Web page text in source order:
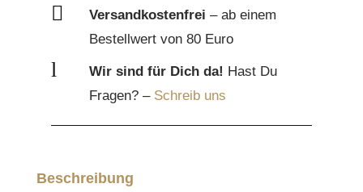
 Versandkostenfrei – ab einem
Bestellwert von 80 Euro
l Wir sind für Dich da! Hast Du
Fragen? – Schreib uns
Beschreibung